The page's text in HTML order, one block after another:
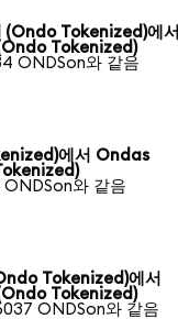
Tokenized)에서
Tokenized)
ONDSon와 같음
에서 Ondas
ONDSon와 같음
Tokenized)에서
Tokenized)
ONDSon와 같음